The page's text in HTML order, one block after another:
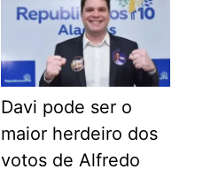
Davi pode ser o
maior herdeiro dos
votos de Alfredo